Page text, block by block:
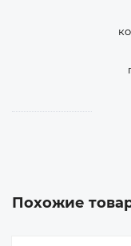
Похожие